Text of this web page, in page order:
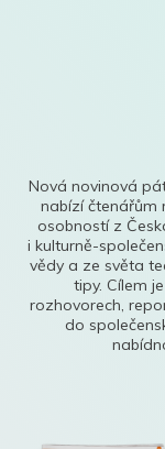
Nová novinová
nabízí čtenářům
osobností z
i kulturně-
vědy a ze světa
tipy. Cílem
rozhovorech,
do